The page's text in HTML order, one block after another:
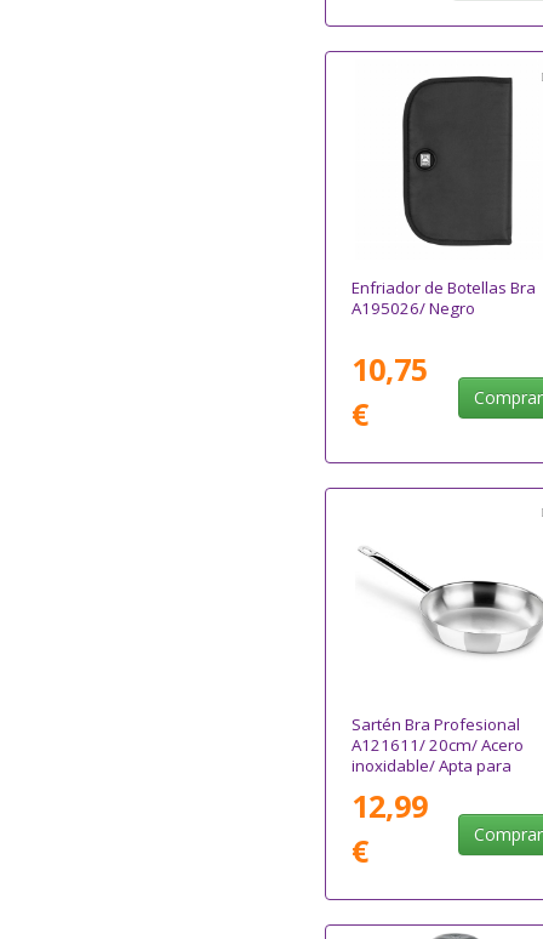
Enfriador de Botellas Bra
A195026/ Negro
10,75
€
Comprar
Sartén Bra Profesional
A121611/ 20cm/ Acero
inoxidable/ Apta para
12,99
€
Comprar